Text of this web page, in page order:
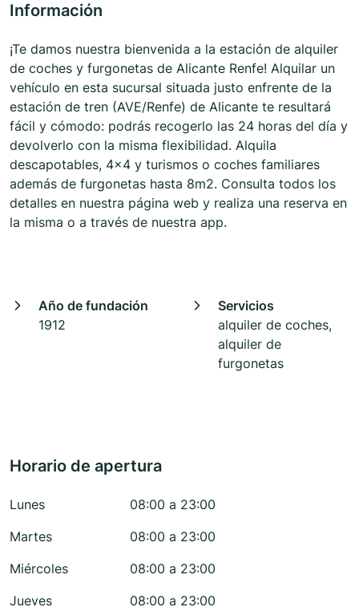
Información
¡Te damos nuestra bienvenida a la estación de alquiler
de coches y furgonetas de Alicante Renfe! Alquilar un
vehículo en esta sucursal situada justo enfrente de la
estación de tren (AVE/Renfe) de Alicante te resultará
fácil y cómodo: podrás recogerlo las 24 horas del día y
devolverlo con la misma flexibilidad. Alquila
descapotables, 4x4 y turismos o coches familiares
además de furgonetas hasta 8m2. Consulta todos los
detalles en nuestra página web y realiza una reserva en
la misma o a través de nuestra app.
Año de fundación
1912
Servicios
alquiler de coches,
alquiler de
furgonetas
Horario de apertura
Lunes
08:00 a 23:00
Martes
08:00 a 23:00
Miércoles
08:00 a 23:00
Jueves
08:00 a 23:00